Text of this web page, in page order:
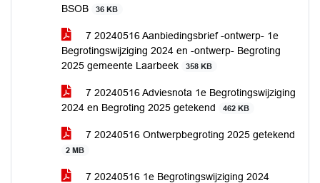
BSOB
36 KB
7 20240516 Aanbiedingsbrief -ontwerp- 1e
Begrotingswijziging 2024 en -ontwerp- Begroting
2025 gemeente Laarbeek
358 KB
7 20240516 Adviesnota 1e Begrotingswijziging
2024 en Begroting 2025 getekend
462 KB
7 20240516 Ontwerpbegroting 2025 getekend
2 MB
7 20240516 1e Begrotingswijziging 2024